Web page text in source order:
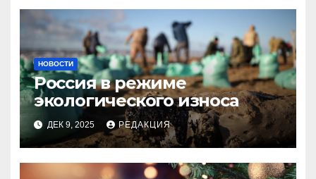
НОВОСТИ
Россия в режиме
экологического износа
ДЕК 9, 2025 РЕДАКЦИЯ